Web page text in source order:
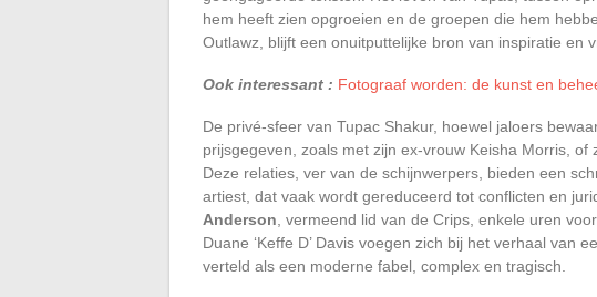
hem heeft zien opgroeien en de groepen die hem
Outlawz, blijft een onuitputtelijke bron van inspiratie en
Ook interessant : Fotograaf worden: de kunst en
De privé-sfeer van Tupac Shakur, hoewel jaloers
prijsgegeven, zoals met zijn ex-vrouw Keisha Morris, of
Deze relaties, ver van de schijnwerpers, bieden een
artiest, dat vaak wordt gereduceerd tot conflicten en
Anderson , vermeend lid van de Crips, enkele uren
Duane ‘Keffe D’ Davis voegen zich bij het verhaal van
verteld als een moderne fabel, complex en tragisch.